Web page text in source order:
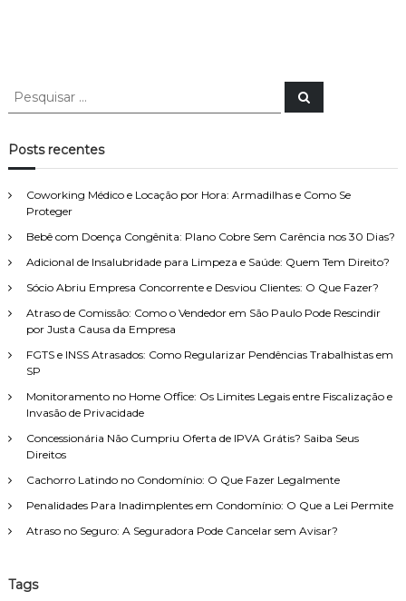
P
q
u
s
r
p
:
P
e
s
r
Posts recentes
Coworking Médico e Locação por Hora: Armadilhas e Como Se
Proteger
Bebê com Doença Congênita: Plano Cobre Sem Carência nos 30 Dias?
Adicional de Insalubridade para Limpeza e Saúde: Quem Tem Direito?
Sócio Abriu Empresa Concorrente e Desviou Clientes: O Que Fazer?
Atraso de Comissão: Como o Vendedor em São Paulo Pode Rescindir
por Justa Causa da Empresa
FGTS e INSS Atrasados: Como Regularizar Pendências Trabalhistas em
SP
Monitoramento no Home Office: Os Limites Legais entre Fiscalização e
Invasão de Privacidade
Concessionária Não Cumpriu Oferta de IPVA Grátis? Saiba Seus
Direitos
Cachorro Latindo no Condomínio: O Que Fazer Legalmente
Penalidades Para Inadimplentes em Condomínio: O Que a Lei Permite
Atraso no Seguro: A Seguradora Pode Cancelar sem Avisar?
Tags